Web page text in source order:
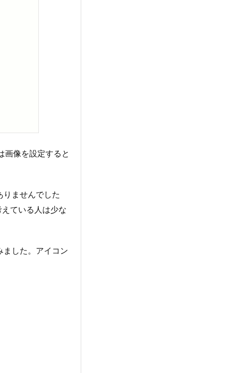
画像を設定すると
ませんでした
ている人は少な
ました。アイコン